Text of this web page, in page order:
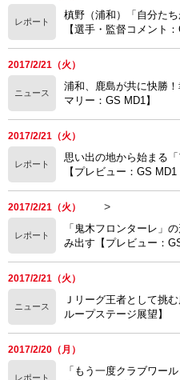
レポート
槙野（浦和）「自分た
【選手・監督コメント
2017/2/21（火）
ニュース
浦和、鹿島が共に快勝
マリー：GS MD1】
2017/2/21（火）
レポート
思い出の地から始まる
【プレビュー：GS
2017/2/21（火） >
レポート
「鬼木フロンターレ」
み出す【プレビュー：
2017/2/21（火）
ニュース
Ｊリーグ王者として挑
ループステージ展望】
2017/2/20（月）
レポート
「もう一度クラブワー